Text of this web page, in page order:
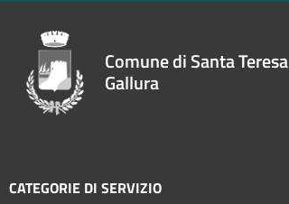
Comune di Santa Teresa
Gallura
CATEGORIE DI SERVIZIO